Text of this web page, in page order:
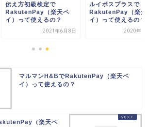
伝え方初級検定で
RakutenPay（楽天ペ
イ）って使えるの？
2021年6月8日
ルイボスプラスで
RakutenPay（楽天
イ）って使えるの？
2020年7
マルマンH&BでRakutenPay（楽天ペ
イ）って使えるの？
（楽天ペ